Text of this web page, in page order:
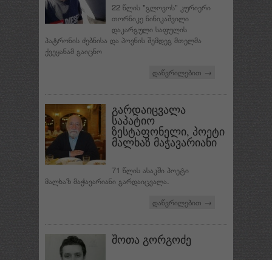
22 წლის "გლოვოს" კურიერი
თორნიკე­ ნინიკაშვილი
დაკარგული საფულის
პატრონის ძებნისა და პოვნის შემდეგ მთელმა
ქვეყანამ გაიცნო
დაწვრილებით →
გარდაიცვალა
საპატიო
ზესტაფონელი, პოეტი
მალხაზ მაჭავარიანი
71 წლის ასაკში პოეტი
მალხაზ მაჭავარიანი გარდაიცვალა.
დაწვრილებით →
შოთა გორგოძე